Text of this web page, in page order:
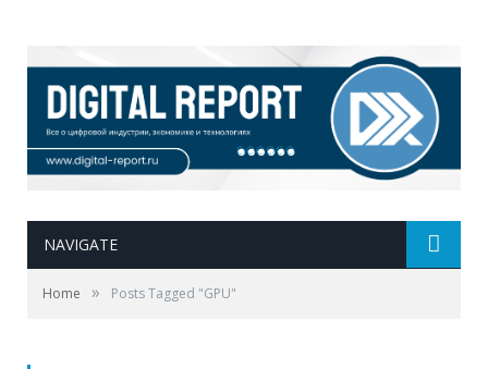
NAVIGATE
Home » Posts Tagged "GPU"